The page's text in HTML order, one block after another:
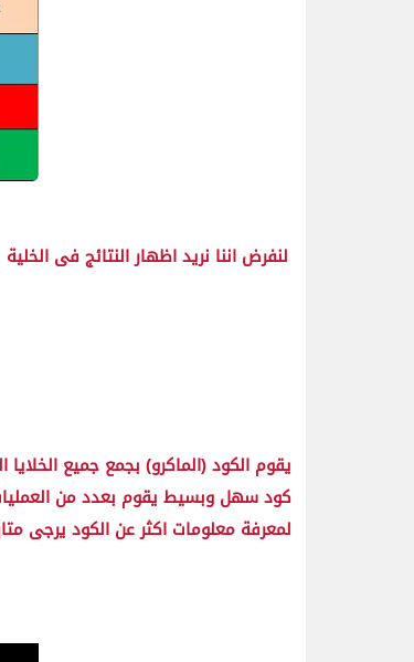
لنفرض اننا نريد اظهار النتائج فى الخلية b1,b2,b3,b4,b5
يقوم الكود (الماكرو) بجمع جميع
كود سهل وبسيط يقوم بعدد من
لمعرفة معلومات اكثر عن الكود يرجى